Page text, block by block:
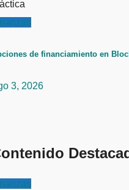
de financiamiento en
3, 2026